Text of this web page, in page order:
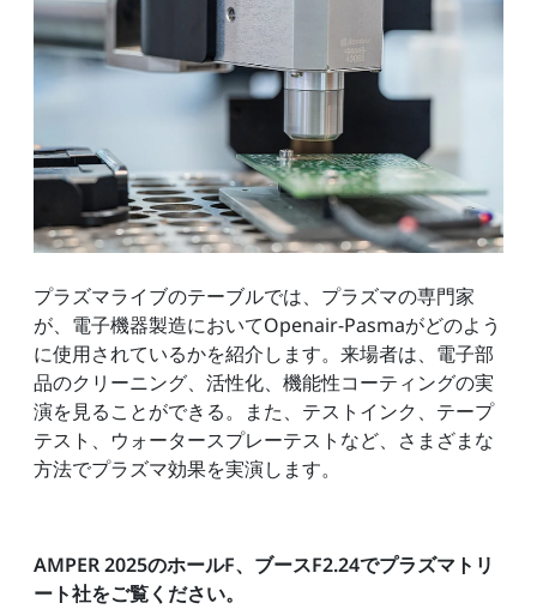
プラズマライブのテーブルでは、プラズマの専門家
が、電子機器製造においてOpenair-Pasmaがどのよう
に使用されているかを紹介します。来場者は、電子部
品のクリーニング、活性化、機能性コーティングの実
演を見ることができる。また、テストインク、テープ
テスト、ウォータースプレーテストなど、さまざまな
方法でプラズマ効果を実演します。
AMPER 2025のホールF、ブースF2.24でプラズマトリ
ート社をご覧ください。